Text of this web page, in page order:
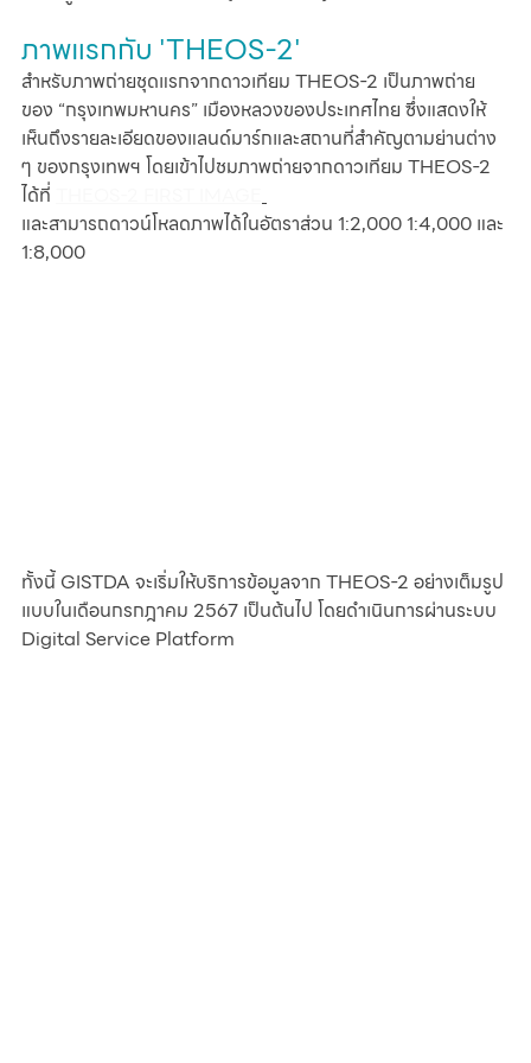
ภาพแรกกับ 'THEOS-2'
สำหรับภาพถ่ายชุดแรกจากดาวเทียม THEOS-2 เป็นภาพถ่าย
ของ “กรุงเทพมหานคร” เมืองหลวงของประเทศไทย ซึ่งแสดงให้
เห็นถึงรายละเอียดของแลนด์มาร์กและสถานที่สำคัญตามย่านต่าง
ๆ ของกรุงเทพฯ โดยเข้าไปชมภาพถ่ายจากดาวเทียม THEOS-2
ได้ที่
และสามารถดาวน์โหลดภาพได้ในอัตราส่วน 1:2,000 1:4,000 และ
1:8,000
ทั้งนี้ GISTDA จะเริ่มให้บริการข้อมูลจาก THEOS-2 อย่างเต็มรูป
แบบในเดือนกรกฎาคม 2567 เป็นต้นไป โดยดำเนินการผ่านระบบ
Digital Service Platform